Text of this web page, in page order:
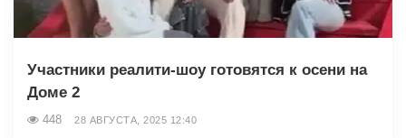
Участники реалити-шоу готовятся к осени на
Доме 2
448 28 АВГУСТА, 2025 12:40